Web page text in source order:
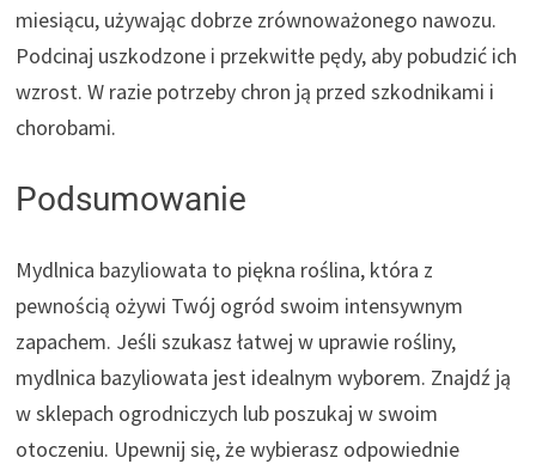
miesiącu, używając dobrze zrównoważonego nawozu.
Podcinaj uszkodzone i przekwitłe pędy, aby pobudzić ich
wzrost. W razie potrzeby chron ją przed szkodnikami i
chorobami.
Podsumowanie
Mydlnica bazyliowata to piękna roślina, która z
pewnością ożywi Twój ogród swoim intensywnym
zapachem. Jeśli szukasz łatwej w uprawie rośliny,
mydlnica bazyliowata jest idealnym wyborem. Znajdź ją
w sklepach ogrodniczych lub poszukaj w swoim
otoczeniu. Upewnij się, że wybierasz odpowiednie